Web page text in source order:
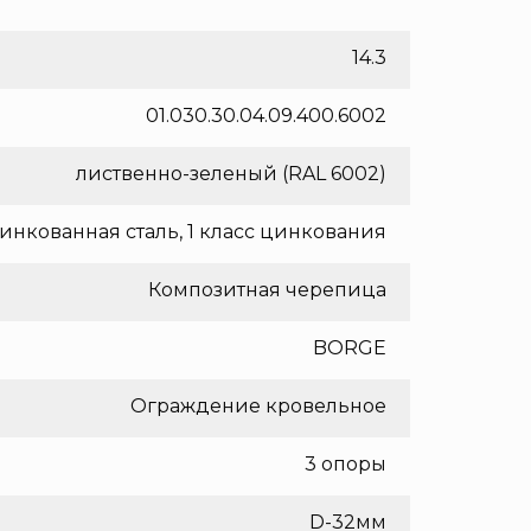
14.3
01.030.30.04.09.400.6002
лиственно-зеленый (RAL 6002)
сталь, 1 класс цинкования
Композитная черепица
BORGE
Ограждение кровельное
3 опоры
D-32мм